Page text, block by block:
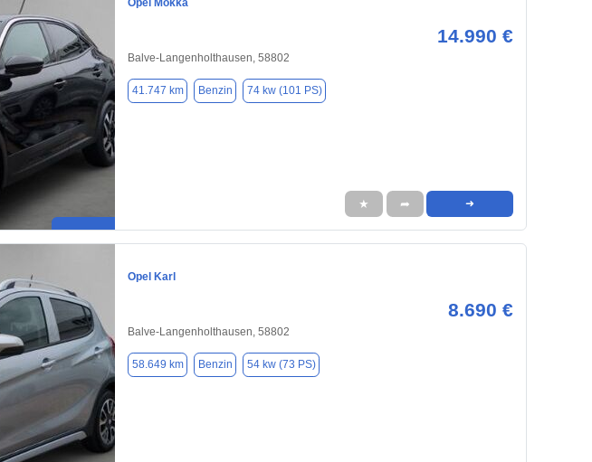
14.990 €
Balve-Langenholthausen, 58802
41.747 km Benzin 74 kw (101 PS)
★ ➦ ➜
Opel Karl
8.690 €
Balve-Langenholthausen, 58802
58.649 km Benzin 54 kw (73 PS)